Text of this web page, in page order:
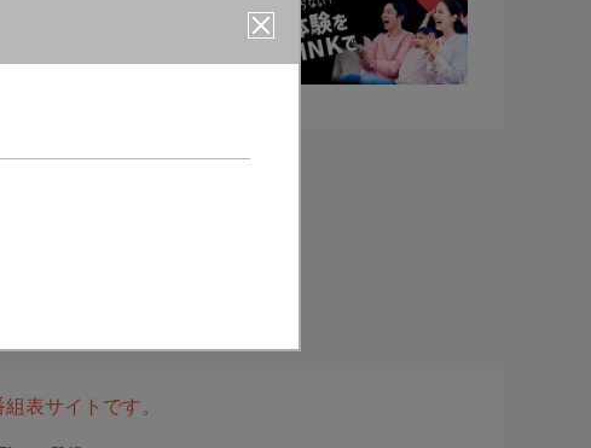
表サイトです。